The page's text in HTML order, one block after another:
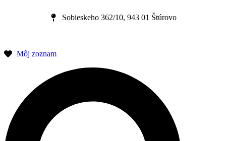
Sobieskeho 362/10, 943 01 Štúrovo
Môj zoznam